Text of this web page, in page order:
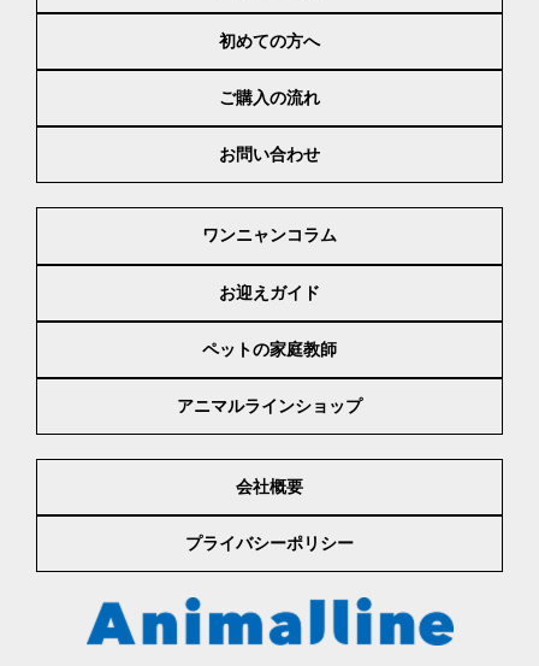
初めての方へ
ご購入の流れ
お問い合わせ
ワンニャンコラム
お迎えガイド
ペットの家庭教師
アニマルラインショップ
会社概要
プライバシーポリシー